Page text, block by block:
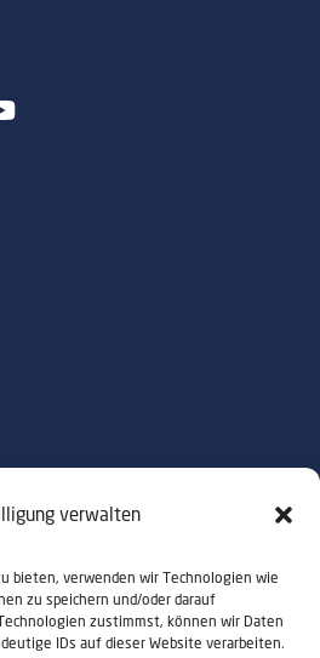
verwalten
bieten, verwenden wir Technologien wie
zu speichern und/oder darauf
zustimmst, können wir Daten
IDs auf dieser Website verarbeiten.